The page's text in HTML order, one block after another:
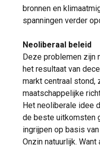
bronnen en
spanningen verder
Neoliberaal beleid
Deze problemen zijn
het resultaat van
markt centraal stond,
maatschappelijke
Het neoliberale idee
de beste uitkomsten
ingrijpen op basis
Onzin natuurlijk.